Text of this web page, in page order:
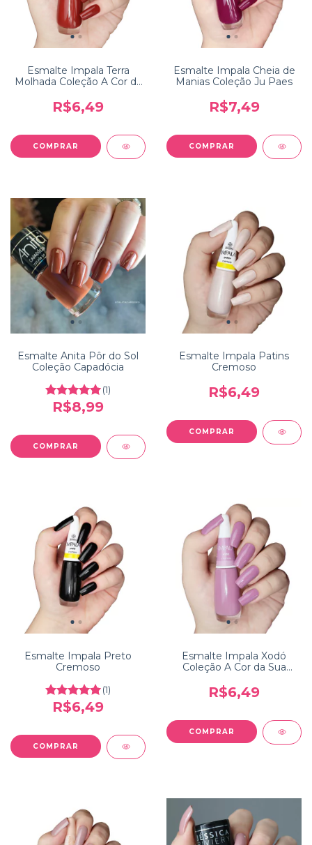
Esmalte Impala Terra
Molhada Coleção A Cor da
R$6,49
Esmalte Impala Cheia de
Manias Coleção Ju Paes
R$7,49
Esmalte Anita Pôr do Sol
Coleção Capadócia
(1)
R$8,99
Esmalte Impala Patins
Cremoso
R$6,49
Esmalte Impala Preto
Cremoso
(1)
R$6,49
Esmalte Impala Xodó
Coleção A Cor da Sua
R$6,49